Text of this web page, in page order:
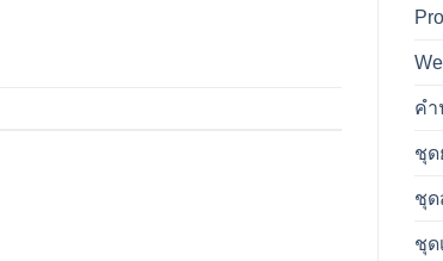
คำ
ชุด
ชุด
ชุด